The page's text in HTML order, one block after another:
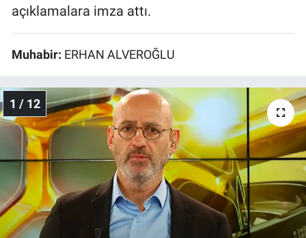
açıklamalara imza attı.
Muhabir: ERHAN ALVEROĞLU
1 / 12